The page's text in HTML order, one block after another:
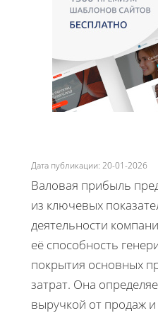
Дата публикации: 20-01-2026
Валовая прибыль
из ключевых
деятельности
её способность
покрытия основных
затрат. Она
выручкой от продаж и